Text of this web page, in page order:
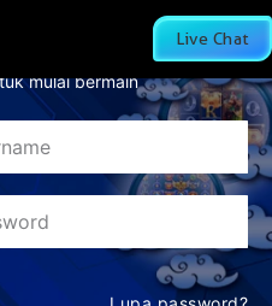
Live Chat
DI INDONESIA
mulai bermain